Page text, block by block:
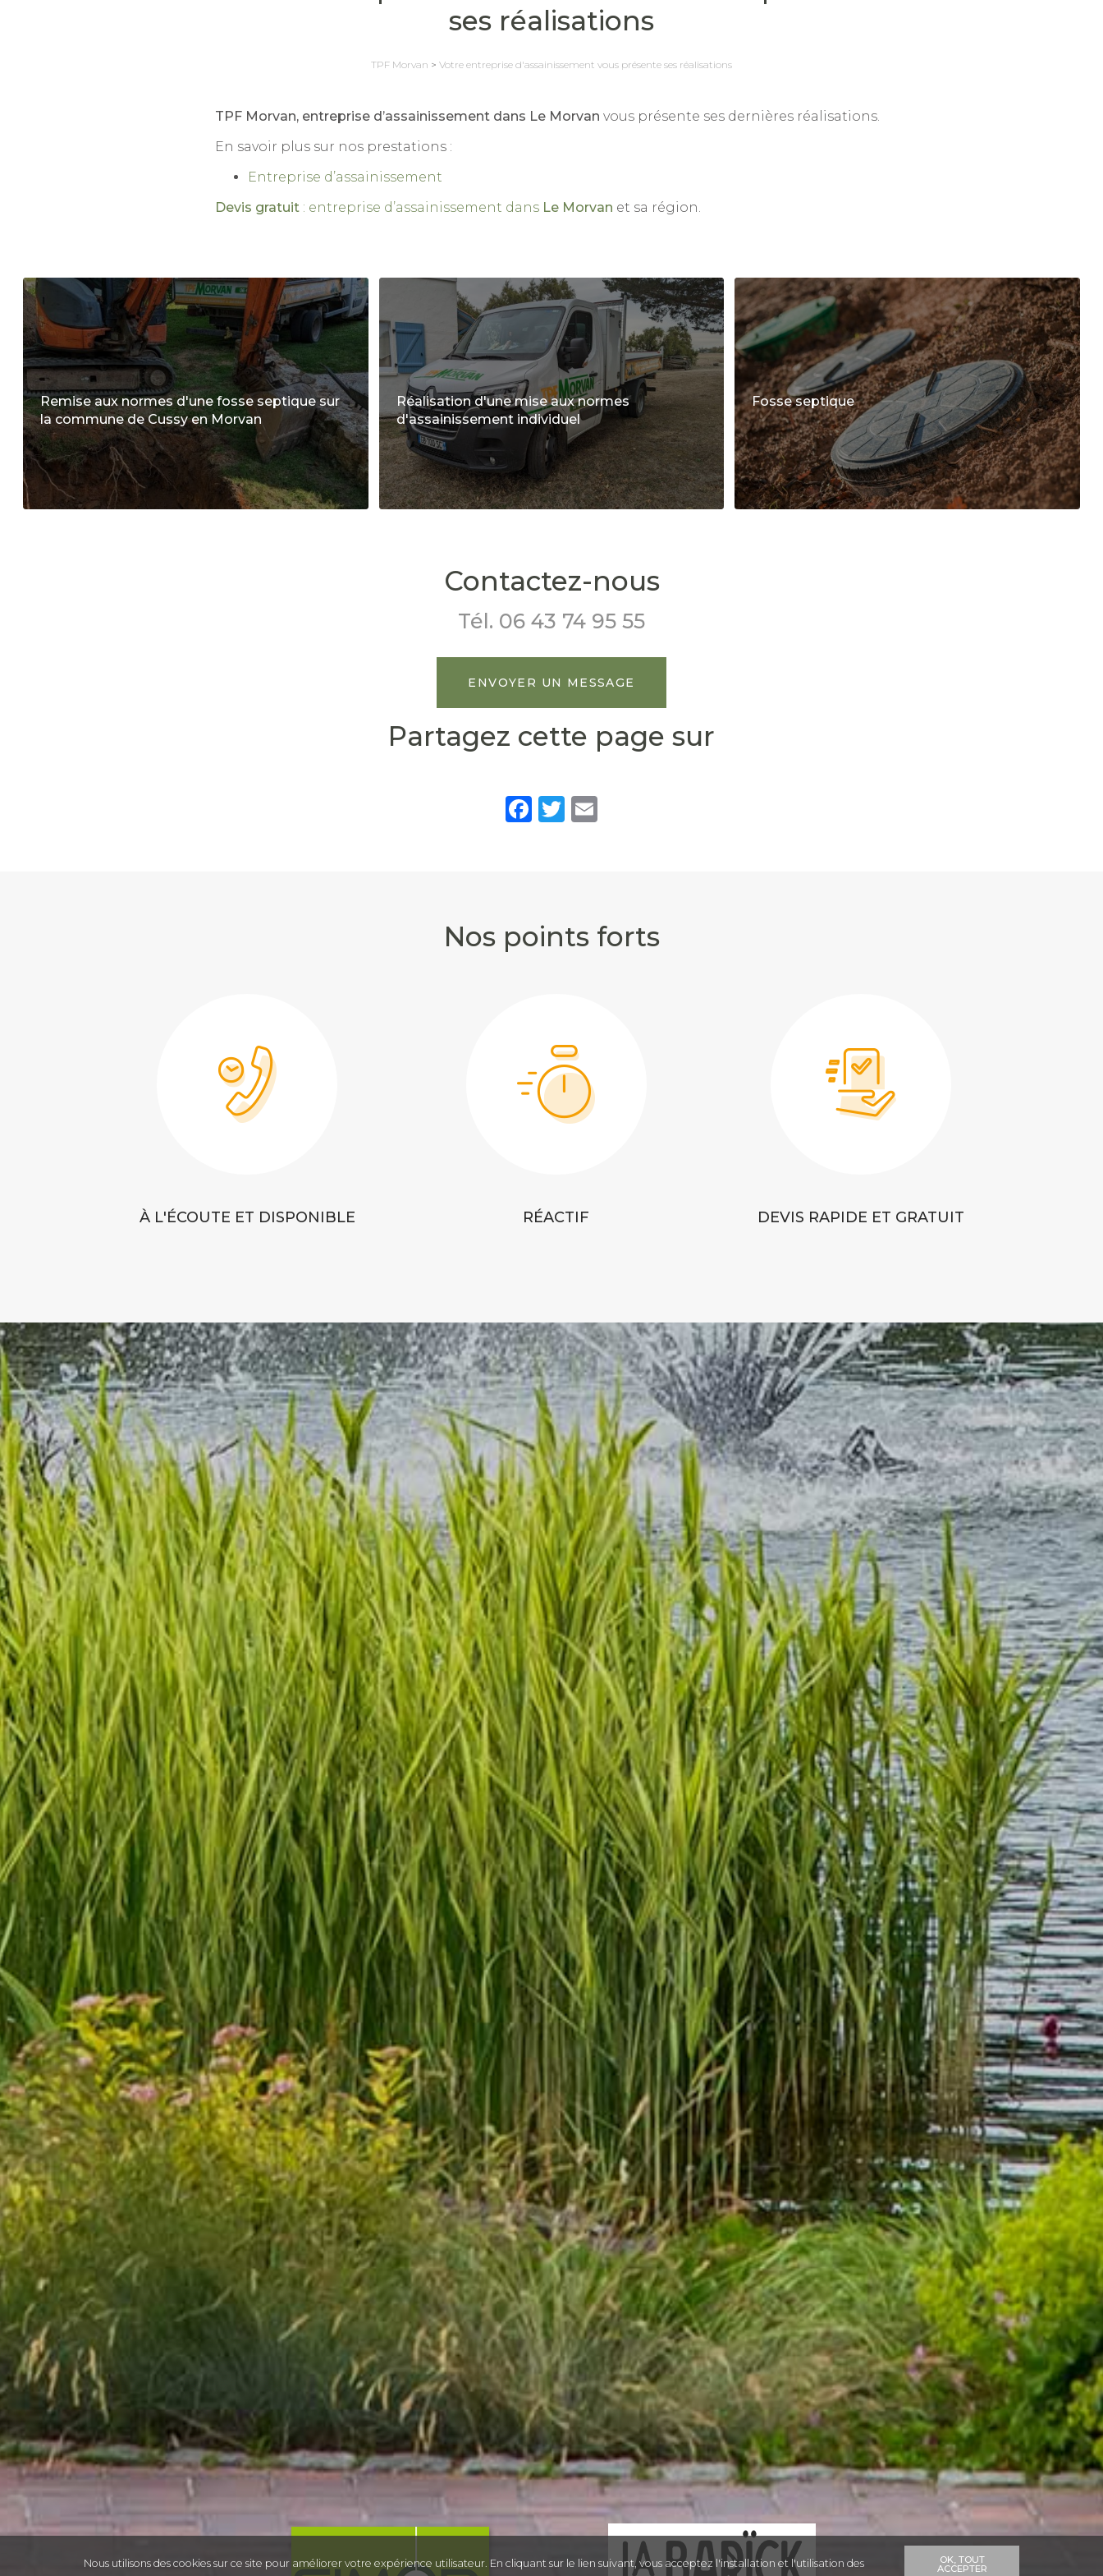
ses réalisations
TPF Morvan > Votre entreprise d'assainissement vous présente ses réalisations
TPF Morvan, entreprise d’assainissement dans Le Morvan vous présente ses dernières réalisations.
En savoir plus sur nos prestations :
Entreprise d’assainissement
Devis gratuit : entreprise d’assainissement dans Le Morvan et sa région.
Remise aux normes d'une fosse septique sur
la commune de Cussy en Morvan
Réalisation d'une mise aux normes
d'assainissement individuel
Fosse septique
Contactez-nous
Tél. 06 43 74 95 55
ENVOYER UN MESSAGE
Partagez cette page sur
Facebook
Twitter
Nos points forts
À L'ÉCOUTE ET DISPONIBLE RÉACTIF DEVIS RAPIDE ET GRATUIT
Nous utilisons des cookies sur ce site pour améliorer votre expérience utilisateur. En cliquant sur le lien suivant, vous acceptez l'installation et l'utilisation des
OK, TOUT
ACCEPTER